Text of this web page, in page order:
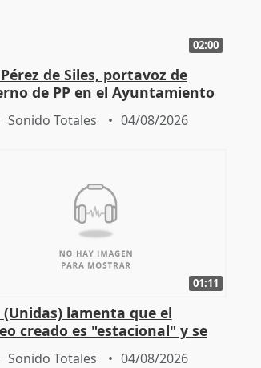
02:00
de Siles, portavoz de
de PP en el Ayuntamiento
deja la política
Sonido Totales 04/08/2026
01:11
(Unidas) lamenta que el
creado es "estacional" y se
al acabar el verano
Sonido Totales 04/08/2026